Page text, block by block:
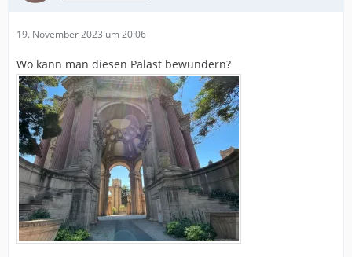
19. November 2023 um 20:06
Wo kann man diesen Palast bewundern?